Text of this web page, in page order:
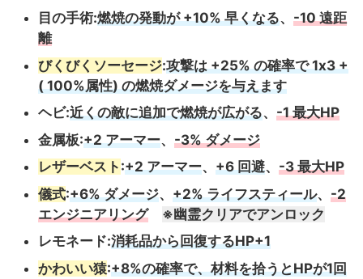
目の手術:燃焼の発動が +10% 早くなる、 -10 遠距
離
びくびくソーセージ:攻撃は +25% の確率で 1x3 +
( 100%属性) の燃焼ダメージを与えます
ヘビ:近くの敵に追加で燃焼が広がる、 -1 最大HP
金属板:+2 アーマー、 -3% ダメージ
レザーベスト :+2 アーマー、 +6 回避、 -3 最大HP
儀式:+6% ダメージ、 +2% ライフスティール、 -2
エンジニアリング
※幽霊クリアでアンロック
レモネード:消耗品から回復するHP+1
かわいい猿:+8%の確率で、材料を拾うとHPが1回